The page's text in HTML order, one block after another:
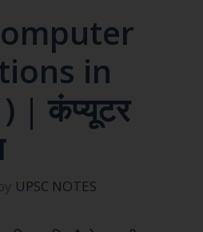
in
| कंप्यूटर
UPSC NOTES